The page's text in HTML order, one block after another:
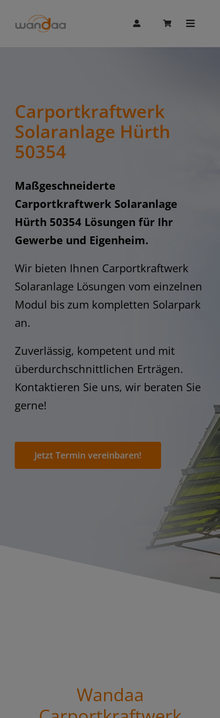
content
Toggle
Unitree
Booster
Whalesbot
STEM
Carportkraftwerk
Solaranlage Hürth
50354
Maßgeschneiderte
Carportkraftwerk Solaranlage
Hürth 50354 Lösungen für Ihr
Gewerbe und Eigenheim.
Wir bieten Ihnen Carportkraftwerk
Solaranlage Lösungen vom einzelnen
Modul bis zum kompletten Solarpark
an.
Zuverlässig, kompetent und mit
überdurchschnittlichen Erträgen.
Kontaktieren Sie uns, wir beraten Sie
gerne!
Jetzt Termin vereinbaren!
Wandaa